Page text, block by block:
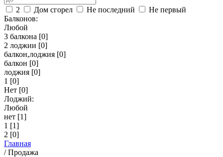
2 Дом сгорел Не последний
Не первый
Балконов:
Любой
3 балкона [0]
2 лоджии [0]
балкон,лоджия [0]
балкон [0]
лоджия [0]
1 [0]
Нет [0]
Лоджий:
Любой
нет [1]
1 [1]
2 [0]
Главная
/Продажа